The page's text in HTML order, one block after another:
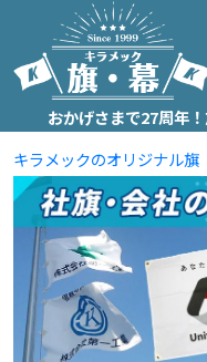
おかげさまで27周年
キラメックのオリジナル